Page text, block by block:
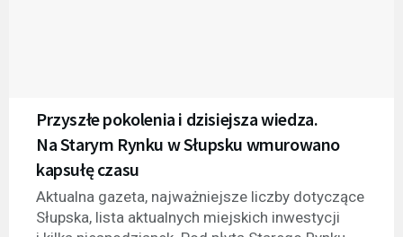
Przyszłe pokolenia i dzisiejsza wiedza.
Na Starym Rynku w Słupsku wmurowano
kapsułę czasu
Aktualna gazeta, najważniejsze liczby dotyczące
Słupska, lista aktualnych miejskich inwestycji